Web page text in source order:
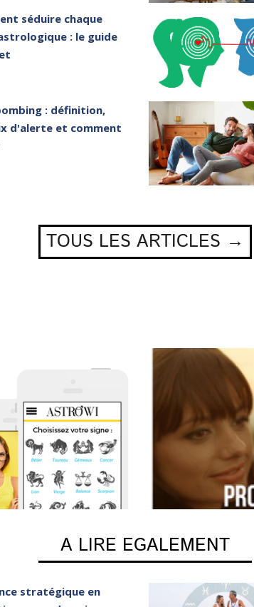
séduire chaque
: le guide
: définition,
d'alerte et comment
TOUS LES ARTICLES →
A LIRE EGALEMENT
stratégique en